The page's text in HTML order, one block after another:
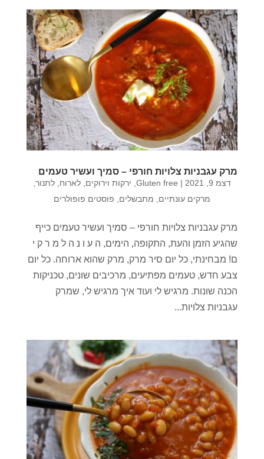
מרק עגבניות צלויות חורפי – סמיך ועשיר טעמים
דצמ 9, 2021 |
Gluten free ירקות וירוקים לארוח לתנור
מרקים עונתיים
מתבשלים פוסטים פופולרים
מרק עגבניות צלויות חורפי – סמיך ועשיר טעמים כייף
שהגיע הזמן והעת, התקופה, הימים, ה ע ו נ ה ל מ ר ק י
ם! מבחינתי, כל יום סיר מרק, מרק שהוא ארוחה. כל יום
צבע חדש, טעמים מפתיעים, מרכיבים שונים, טכניקות
הכנה שונות. מרגיש לי ועוד איך מרגיש לי, שמרק
עגבניות צלויות...